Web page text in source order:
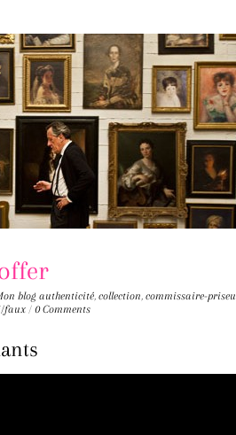
blog authenticité, collection, commissaire-
faux / 0 Comments